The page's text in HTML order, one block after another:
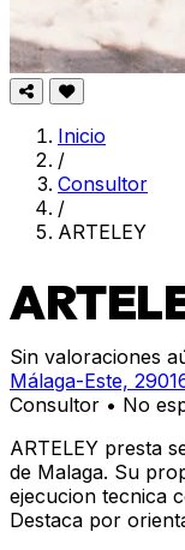
Inicio
/
Consultor
/
ARTELEY
Sin valoraciones
Málaga-Este,
Consultor • No
ARTELEY presta
de Malaga. Su
ejecucion tecnica
Destaca por